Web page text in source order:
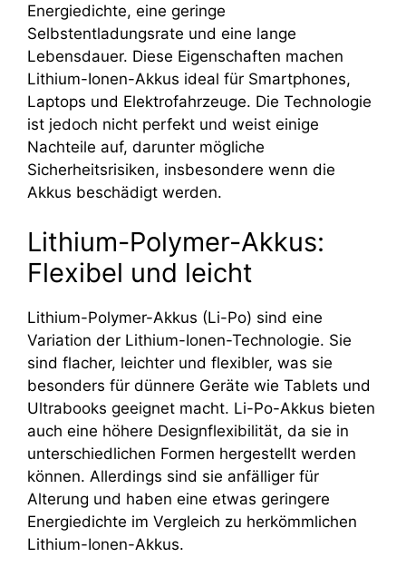
Energiedichte, eine geringe
Selbstentladungsrate und eine lange
Lebensdauer. Diese Eigenschaften machen
Lithium-Ionen-Akkus ideal für Smartphones,
Laptops und Elektrofahrzeuge. Die Technologie
ist jedoch nicht perfekt und weist einige
Nachteile auf, darunter mögliche
Sicherheitsrisiken, insbesondere wenn die
Akkus beschädigt werden.
Lithium-Polymer-Akkus:
Flexibel und leicht
Lithium-Polymer-Akkus (Li-Po) sind eine
Variation der Lithium-Ionen-Technologie. Sie
sind flacher, leichter und flexibler, was sie
besonders für dünnere Geräte wie Tablets und
Ultrabooks geeignet macht. Li-Po-Akkus bieten
auch eine höhere Designflexibilität, da sie in
unterschiedlichen Formen hergestellt werden
können. Allerdings sind sie anfälliger für
Alterung und haben eine etwas geringere
Energiedichte im Vergleich zu herkömmlichen
Lithium-Ionen-Akkus.